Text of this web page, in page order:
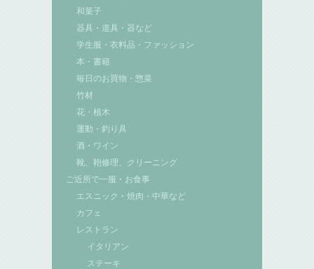
和菓子
器具・道具・器など
学生服・衣料品・ファッション
本・書籍
毎日のお買物・惣菜
竹材
花・植木
運動・釣り具
酒・ワイン
靴、鞄修理、クリーニング
ご近所で一服・お食事
エスニック・焼肉・中華など
カフェ
レストラン
イタリアン
ステーキ